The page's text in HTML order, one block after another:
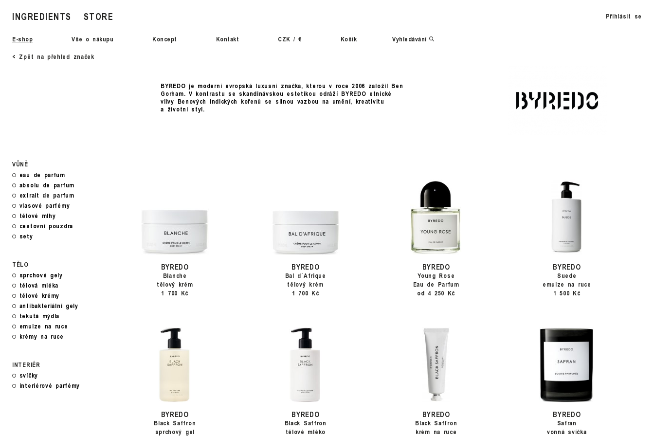
INGREDIENTS STORE Přihlásit se
E-shop Vše o nákupu Koncept Kontakt CZK / € Košík
Vyhledávání
< Zpět na přehled značek
BYREDO je moderní evropská luxusní značka, kterou v roce 2006 založil Ben
Gorham. V kontrastu se skandinávskou estetikou odráží BYREDO etnické
vlivy Benových indických kořenů se silnou vazbou na umění, kreativitu
a životní styl.
VŮNĚ
eau de parfum
absolu de parfum
extrait de parfum
vlasové parfémy
tělové mlhy
cestovní pouzdra
sety
TĚLO
sprchové gely
tělová mléka
tělové krémy
antibakteriální gely
tekutá mýdla
emulze na ruce
krémy na ruce
INTERIÉR
svíčky
interiérové parfémy
BYREDO
Blanche
tělový krém
1 700 Kč
BYREDO
Bal d´Afrique
tělový krém
1 700 Kč
BYREDO
Young Rose
Eau de Parfum
od 4 250 Kč
BYREDO
Suede
emulze na ruce
1 500 Kč
BYREDO
Black Saffron
sprchový gel
BYREDO
Black Saffron
tělové mléko
BYREDO
Black Saffron
krém na ruce
BYREDO
Safran
vonná svíčka